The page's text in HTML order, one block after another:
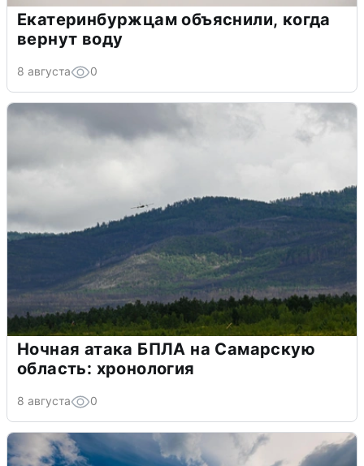
Екатеринбуржцам объяснили, когда
вернут воду
8 августа 0
Ночная атака БПЛА на Самарскую
область: хронология
8 августа 0